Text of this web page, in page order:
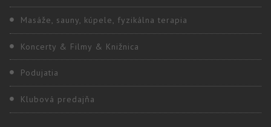
Masáže, sauny, kúpele, fyzikálna terapia
Koncerty & Filmy & Knižnica
Podujatia
Klubová predajňa